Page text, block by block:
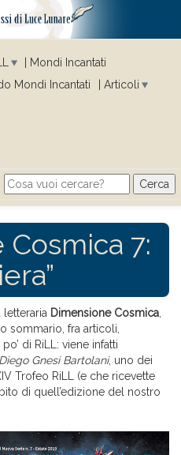
Mondi Incantati
Mondi Incantati
Articoli
Search form
Cerca
7:
Dimensione Cosmica
sommario, fra articoli,
di RiLL: viene infatti
Diego Gnesi Bartolani, uno dei
Trofeo RiLL (e che ricevette
di quell’edizione del nostro